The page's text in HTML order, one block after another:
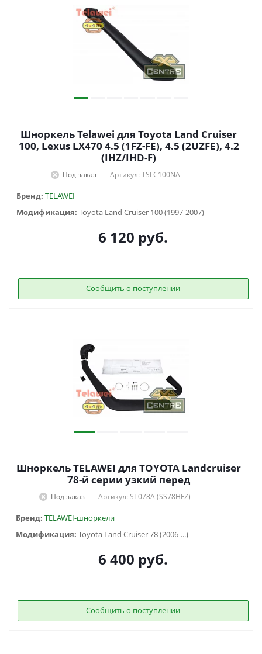
Шноркель Telawei для Toyota Land Cruiser
100, Lexus LX470 4.5 (1FZ-FE), 4.5 (2UZFE), 4.2
(IHZ/IHD-F)
Под заказ Артикул: TSLC100NA
Бренд: TELAWEI
Модификация: Toyota Land Cruiser 100 (1997-2007)
6 120 руб.
Сообщить о поступлении
Шноркель TELAWEI для TOYOTA Landcruiser
78-й серии узкий перед
Под заказ Артикул: ST078A (SS78HFZ)
Бренд: TELAWEI-шноркели
Модификация: Toyota Land Cruiser 78 (2006-...)
6 400 руб.
Сообщить о поступлении